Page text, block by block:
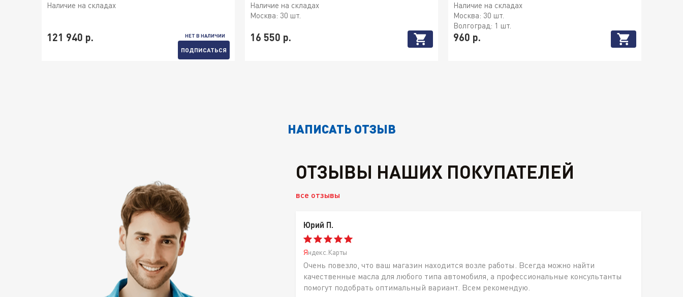
Наличие на складах
121 940 р. НЕТ В НАЛИЧИИ
ПОДПИСАТЬСЯ
Наличие на складах
Москва: 30 шт.
16 550 р.
Наличие на складах
Москва: 30 шт.
Волгоград: 1 шт.
960 р.
НАПИСАТЬ ОТЗЫВ
ОТЗЫВЫ НАШИХ ПОКУПАТЕЛЕЙ
все отзывы
Юрий П.
Яндекс.Карты
Очень повезло, что ваш магазин находится возле работы. Всегда можно найти
качественные масла для любого типа автомобиля, а профессиональные консультанты
помогут подобрать оптимальный вариант. Всем рекомендую.